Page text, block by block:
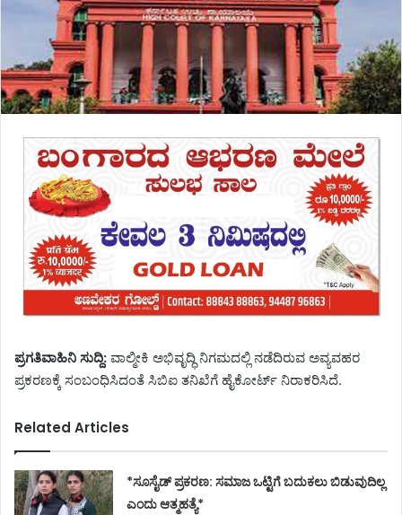
ಪ್ರಗತಿವಾಹಿನಿ ಸುದ್ದಿ: ವಾಲ್ಮೀಕಿ ಅಭಿವೃದ್ಧಿ ನಿಗಮದಲ್ಲಿ ನಡೆದಿರುವ ಅವ್ಯವಹರ
ಪ್ರಕರಣಕ್ಕೆ ಸಂಬಂಧಿಸಿದಂತೆ ಸಿಬಿಐ ತನಿಖೆಗೆ ಹೈಕೋರ್ಟ್ ನಿರಾಕರಿಸಿದೆ.
Related Articles
*ಸೂಸೈಡ್ ಪ್ರಕರಣ: ಸಮಾಜ ಒಟ್ಟಿಗೆ ಬದುಕಲು ಬಿಡುವುದಿಲ್ಲ
ಎಂದು ಆತ್ಮಹತ್ಯೆ*